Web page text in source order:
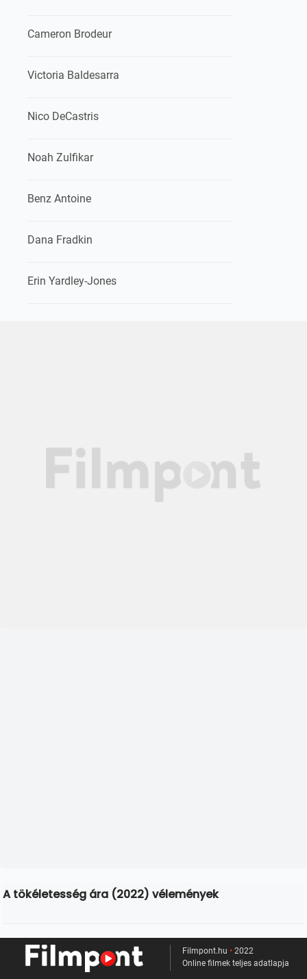
Cameron Brodeur
Victoria Baldesarra
Nico DeCastris
Noah Zulfikar
Benz Antoine
Dana Fradkin
Erin Yardley-Jones
A tökéletesség ára (2022) vélemények
Filmpont.hu• 2022
Online filmek teljes adatlapja